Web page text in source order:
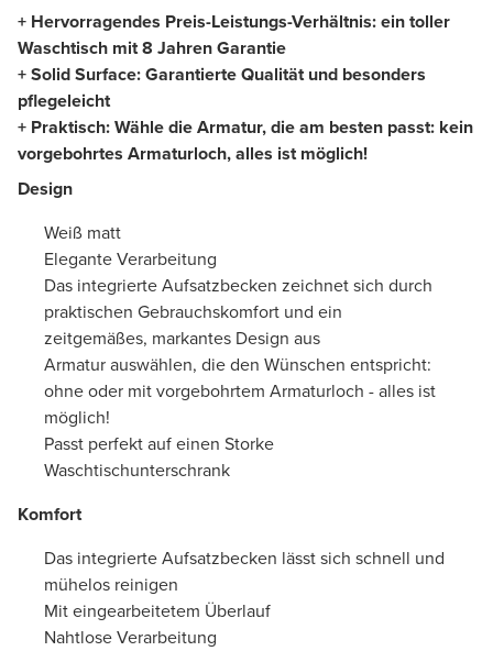
+ Hervorragendes Preis-Leistungs-Verhältnis: ein toller
Waschtisch mit 8 Jahren Garantie
+ Solid Surface: Garantierte Qualität und besonders
pflegeleicht
+ Praktisch: Wähle die Armatur, die am besten passt: kein
vorgebohrtes Armaturloch, alles ist möglich!
Design
Weiß matt
Elegante Verarbeitung
Das integrierte Aufsatzbecken zeichnet sich durch
praktischen Gebrauchskomfort und ein
zeitgemäßes, markantes Design aus
Armatur auswählen, die den Wünschen entspricht:
ohne oder mit vorgebohrtem Armaturloch - alles ist
möglich!
Passt perfekt auf einen Storke
Waschtischunterschrank
Komfort
Das integrierte Aufsatzbecken lässt sich schnell und
mühelos reinigen
Mit eingearbeitetem Überlauf
Nahtlose Verarbeitung